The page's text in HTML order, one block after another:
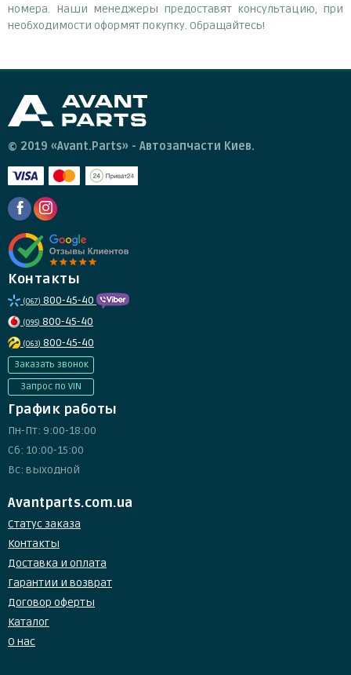
номера. Наши менеджеры предоставят консультацию, при
необходимости оформят покупку. Обращайтесь!
© 2019 «Avant.Parts» - Автозапчасти Киев.
Контакты
(067) 800-45-40
(095) 800-45-40
(063) 800-45-40
Заказать звонок
Запрос по VIN
График работы
Пн-Пт: 9:00-18:00
Сб: 10:00-15:00
Вс: выходной
Avantparts.com.ua
Статус заказа
Контакты
Доставка и оплата
Гарантии и возврат
Договор оферты
Каталог
О нас